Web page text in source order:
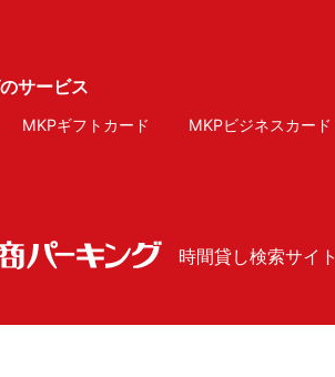
サービス
MKPギフトカード MKPビジネスカード
時間貸し検索サイト